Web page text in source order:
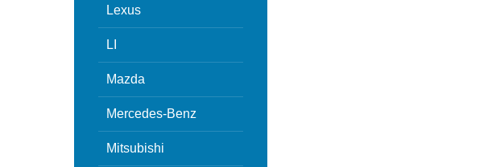
Lexus
LI
Mazda
Mercedes-Benz
Mitsubishi